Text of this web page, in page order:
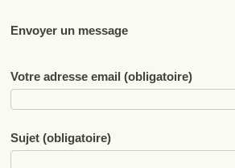
Envoyer un message
Votre adresse email (obligatoire)
Sujet (obligatoire)